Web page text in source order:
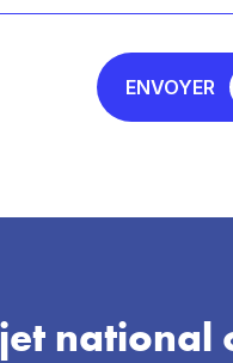
ENVOYER
national